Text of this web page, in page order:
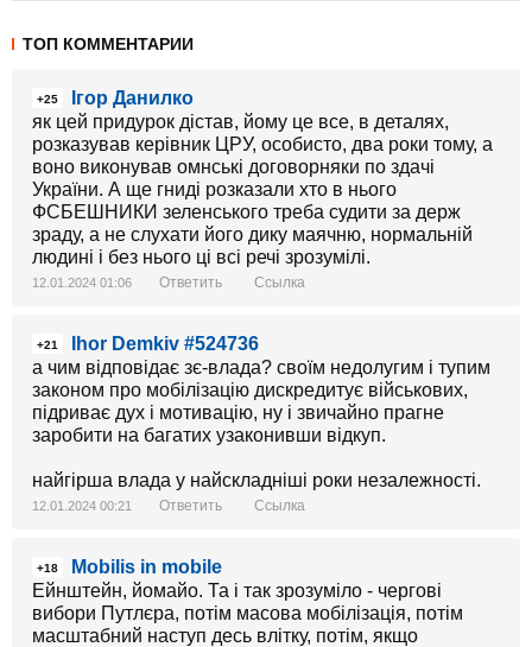
ТОП КОММЕНТАРИИ
+25
Ігор Данилко
як цей придурок дістав, йому це все, в деталях,
розказував керівник ЦРУ, особисто, два роки тому, а
воно виконував омнські договорняки по здачі
України. А ще гниді розказали хто в нього
ФСБЕШНИКИ зеленського треба судити за держ
зраду, а не слухати його дику маячню, нормальній
людині і без нього ці всі речі зрозумілі.
12.01.2024 01:06 Ответить Ссылка
+21
Ihor Demkiv #524736
а чим відповідає зє-влада? своїм недолугим і тупим
законом про мобілізацію дискредитує військових,
підриває дух і мотивацію, ну і звичайно прагне
заробити на багатих узаконивши відкуп.
найгірша влада у найскладніші роки незалежності.
12.01.2024 00:21 Ответить Ссылка
+18
Mobilis in mobile
Ейнштейн, йомайо. Та і так зрозуміло - чергові
вибори Путлєра, потім масова мобілізація, потім
масштабний наступ десь влітку, потім, якщо